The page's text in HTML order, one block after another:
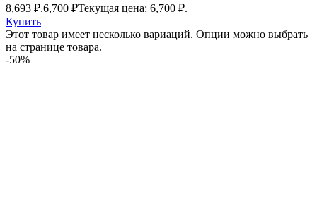
8,693 ₽.6,700 ₽Текущая цена: 6,700 ₽.
Купить
Этот товар имеет несколько вариаций. Опции можно выбрать
на странице товара.
-50%